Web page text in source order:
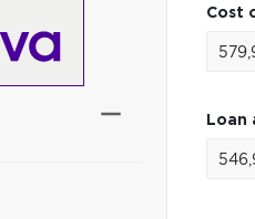
Cost
Loan